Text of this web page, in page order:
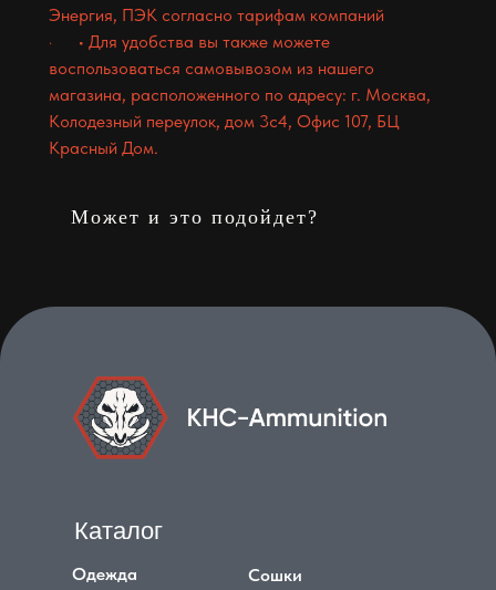
Энергия, ПЭК согласно тарифам компаний
· • Для удобства вы также можете
воспользоваться самовывозом из нашего
магазина, расположенного по адресу: г. Москва,
Колодезный переулок, дом 3с4, Офис 107, БЦ
Красный Дом.
Может и это подойдет?
Каталог
Одежда
Сошки